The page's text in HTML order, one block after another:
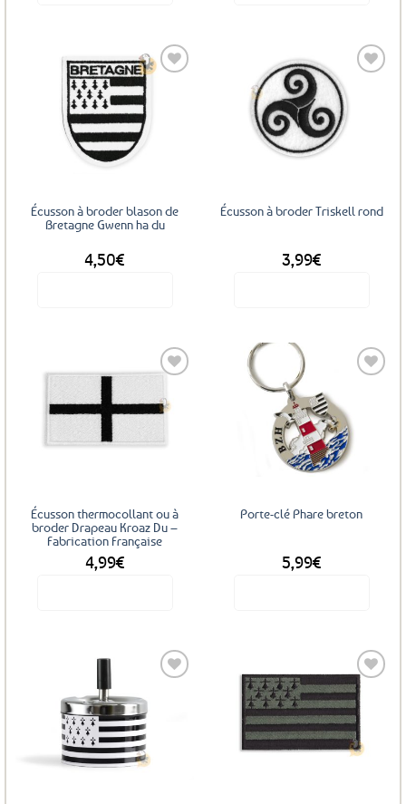
Écusson à broder blason de
Bretagne Gwenn ha du
4,50€
Écusson à broder Triskell rond
3,99€
Ajouter
favoris
Écusson thermocollant ou à
broder Drapeau Kroaz Du –
Fabrication Française
4,99€
Ajouter
favoris
Porte-clé Phare breton
5,99€
Ajouter
aux
favoris